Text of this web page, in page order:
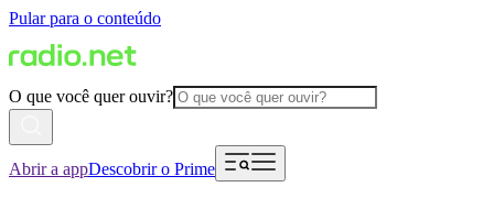
Pular para o conteúdo
O que você quer ouvir?
Abrir a appDescobrir o Prime